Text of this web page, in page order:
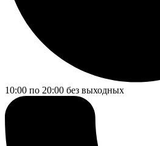
10:00 по 20:00 без выходных